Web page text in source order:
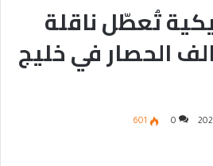
تُعطّل ناقلة
الحصار في خليج
0
601